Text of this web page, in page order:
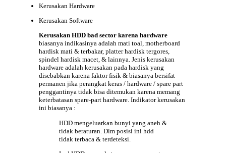
Kerusakan Hardware
Kerusakan Software
Kerusakan HDD bad sector karena hardware
biasanya indikasinya adalah mati toal, motherboard
hardisk mati & terbakar, platter hardisk tergores,
spindel hardisk macet, & lainnya. Jenis kerusakan
hardware adalah kerusakan pada hardisk yang
disebabkan karena faktor fisik & biasanya bersifat
permanen jika perangkat keras / hardware / spare part
penggantinya tidak bisa ditemukan karena memang
keterbatasan spare-part hardware. Indikator kerusakan
ini biasanya :
HDD mengeluarkan bunyi yang aneh &
tidak beraturan. Dlm posisi ini hdd
tidak terbaca & terdeteksi.